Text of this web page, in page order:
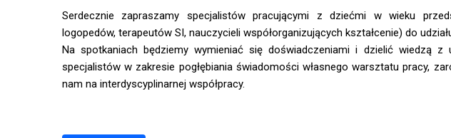
Serdecznie zapraszamy specjalistów pracującymi z dziećmi w wieku
logopedów, terapeutów SI, nauczycieli współorganizujących kształcenie) do
Na spotkaniach będziemy wymieniać się doświadczeniami i dzielić wiedzą
specjalistów w zakresie pogłębiania świadomości własnego warsztatu pracy,
nam na interdyscyplinarnej współpracy.